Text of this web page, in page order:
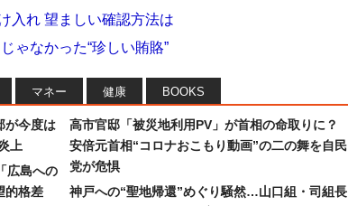
入れ 望ましい確認方法は
ゃなかった“珍しい賄賂”
マネー 健康 BOOKS
が今度は
上
広島への
的格差
高市官邸「被災地利用PV」が首相の命取りに？
安倍元首相“コロナおこもり動画”の二の舞を自民
党が危惧
神戸への“聖地帰還”めぐり騒然…山口組・司組長